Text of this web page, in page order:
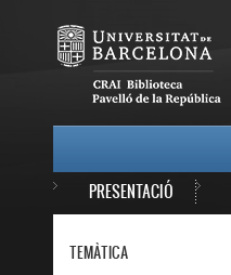
PRESENTACIÓ
TEMÀTICA